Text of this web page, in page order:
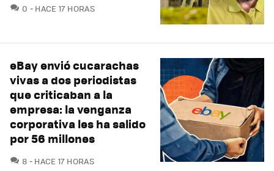
0 COMENTARIOS
HACE 17 HORAS
eBay envió cucarachas
vivas a dos periodistas
que criticaban a la
empresa: la venganza
corporativa les ha salido
por 56 millones
8 COMENTARIOS
HACE 17 HORAS